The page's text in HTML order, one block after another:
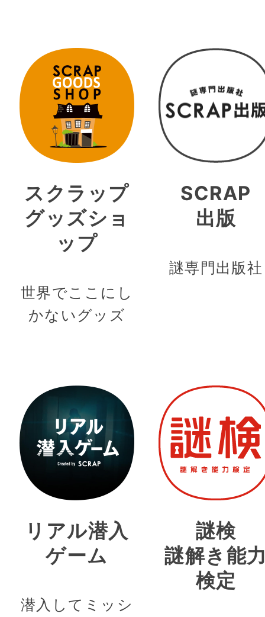
スクラップ
グッズショ
ップ
世界でここにし
かないグッズ
SCRAP
出版
謎専門出版社
リアル潜入
ゲーム
潜入してミッシ
謎検
謎解き能
検定